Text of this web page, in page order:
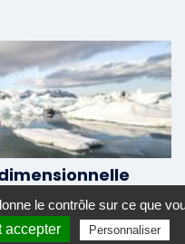
20/08/2020
le contrôle sur ce que
accepter Personnaliser